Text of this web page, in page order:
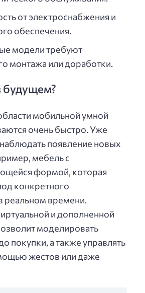
от электроснабжения и
обеспечения.
модели требуют
монтажа или доработки.
будущем?
мобильной умной
очень быстро. Уже
появление новых
мебель с
формой, которая
конкретного
реальном времени.
и дополненной
моделировать
покупки, а также управлять
жестов или даже